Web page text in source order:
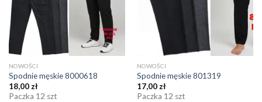
NOWOŚCI
Spodnie męskie 8000618
18,00zł
Paczka 12 szt
NOWOŚCI
Spodnie męskie 801319
17,00zł
Paczka 12 szt